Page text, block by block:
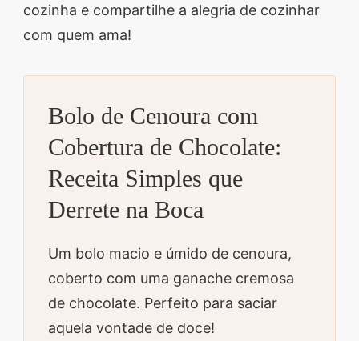
cozinha e compartilhe a alegria de cozinhar
com quem ama!
Bolo de Cenoura com
Cobertura de Chocolate:
Receita Simples que
Derrete na Boca
Um bolo macio e úmido de cenoura,
coberto com uma ganache cremosa
de chocolate. Perfeito para saciar
aquela vontade de doce!